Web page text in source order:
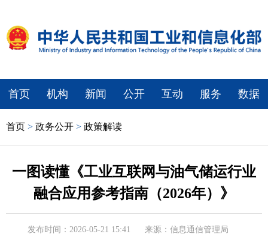
首页 机构 新闻 公开 互动 服务 数据
首页 > 政务公开 > 政策解读
一图读懂《工业互联网与油气储运行业
融合应用参考指南（2026年）》
发布时间：2026-05-21 15:41 来源：信息通信管理局